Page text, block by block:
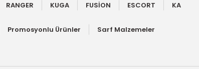
RANGER KUGA FUSİON ESCORT KA
Promosyonlu Ürünler Sarf Malzemeler